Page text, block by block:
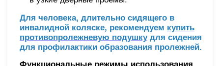
Для человека, длительно сидящего в
инвалидной коляске, рекомендуем купить
противопролежневую подушкудля сидения
для профилактики образования пролежней.